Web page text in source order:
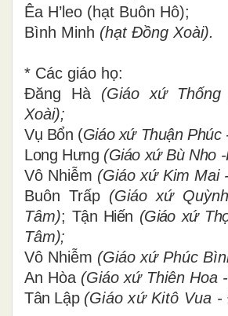
Êa H’leo (hạt Buôn Hô);
Bình Minh (hạt Đồng Xoài).
* Các giáo họ:
Đăng Hà (Giáo xứ
Xoài);
Vụ Bổn (Giáo xứ Thuận Phúc
Long Hưng (Giáo xứ Bù Nho
Vô Nhiễm (Giáo xứ Kim Mai
Buôn Trấp (Giáo xứ
Tâm); Tận Hiến (Giáo xứ
Tâm);
Vô Nhiễm (Giáo xứ Phúc
An Hòa (Giáo xứ Thiên Hoa
Tân Lập (Giáo xứ Kitô Vua -